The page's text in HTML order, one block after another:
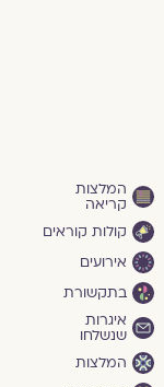
המלצות
קריאה
קולות קוראים
אירועים
בתקשורת
איגרות
שנשלחו
המלצות